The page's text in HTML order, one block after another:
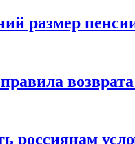
размер
возврата
россиянам